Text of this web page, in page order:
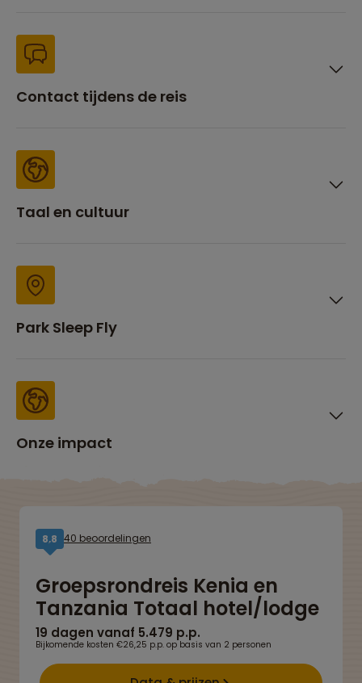
Contact tijdens de reis
Taal en cultuur
Park Sleep Fly
Onze impact
8,8 40 beoordelingen
Groepsrondreis Kenia en
Tanzania Totaal hotel/lodge
19 dagen vanaf 5.479 p.p.
Bijkomende kosten €26,25 p.p. op basis van 2 personen